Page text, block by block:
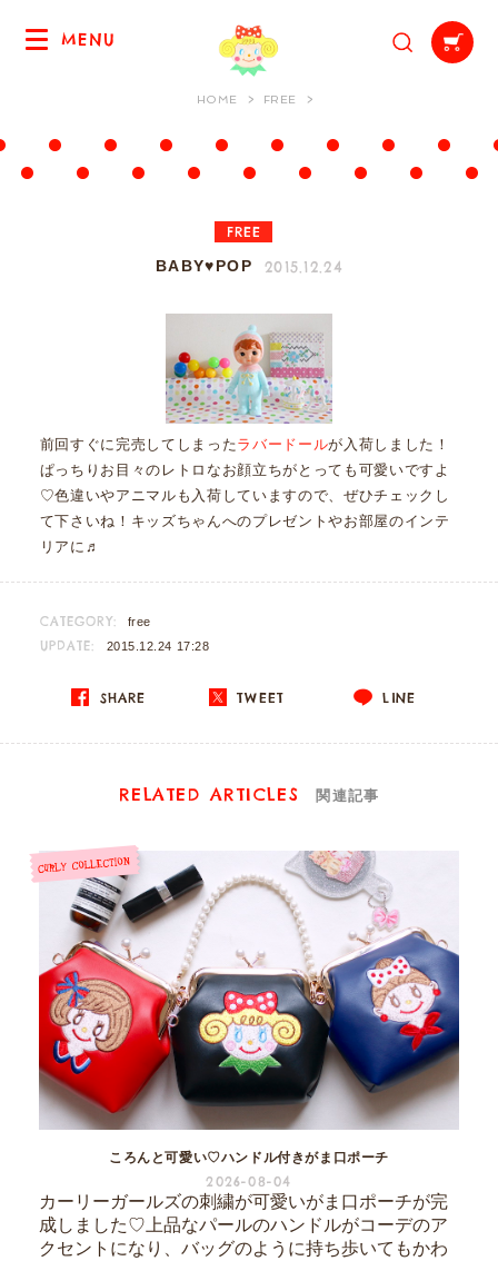
MENU
HOME FREE
FREE
BABY♥POP 2015.12.24
前回すぐに完売してしまったラバードールが入荷しました！
ぱっちりお目々のレトロなお顔立ちがとっても可愛いですよ
♡色違いやアニマルも入荷していますので、ぜひチェックし
て下さいね！キッズちゃんへのプレゼントやお部屋のインテ
リアに♬
CATEGORY: free
UPDATE: 2015.12.24 17:28
SHARE TWEET LINE
RELATED ARTICLES 関連記事
ころんと可愛い♡ハンドル付きがま口ポーチ
2026-08-04
カーリーガールズの刺繍が可愛いがま口ポーチが完
成しました♡上品なパールのハンドルがコーデのア
クセントになり、バッグのように持ち歩いてもかわ